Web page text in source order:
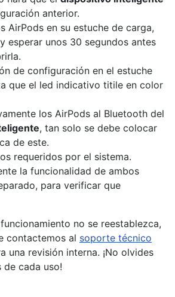
anterior.
AirPods en su estuche de carga,
esperar unos 30 segundos antes
de configuración en el estuche
que el led indicativo titile en color
los AirPods al Bluetooth del
, tan solo se debe colocar
de este.
requeridos por el sistema.
la funcionalidad de ambos
para verificar que
no se reestablezca,
contactemos al soporte técnico
una revisión interna. ¡No olvides
de cada uso!